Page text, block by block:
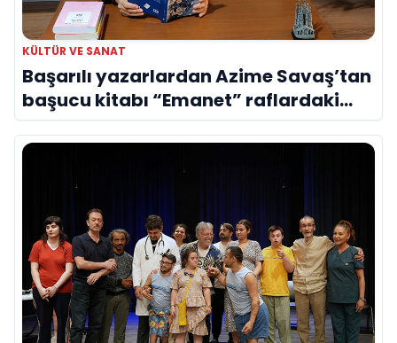
KÜLTÜR VE SANAT
Başarılı yazarlardan Azime Savaş’tan
başucu kitabı “Emanet” raflardaki
yerini aldı